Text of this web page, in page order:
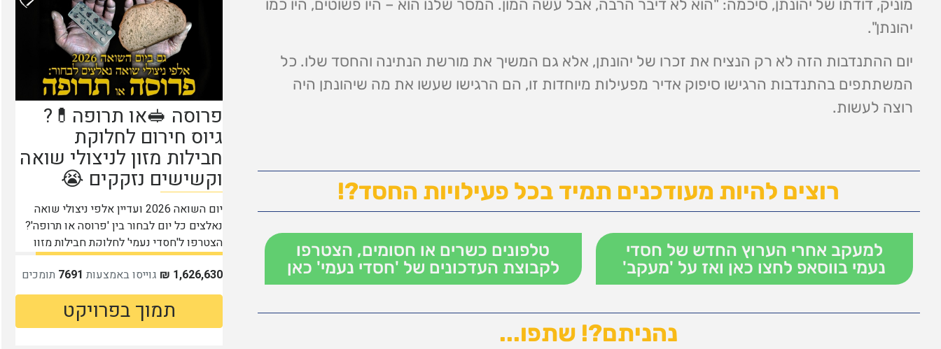
מוניק, דודתו של יהונתן, סיכמה: "הוא לא דיבר הרבה, אבל עשה המון. המסר שלנו הוא – היו פשוטים, היו כמו
יהונתן".
יום ההתנדבות הזה לא רק הנציח את זכרו של יהונתן, אלא גם המשיך את מורשת הנתינה והחסד שלו. כל
המשתתפים בהתנדבות הרגישו סיפוק אדיר מפעילות מיוחדות זו, הם הרגישו שעשו את מה שיהונתן היה
רוצה לעשות.
רוצים להיות מעודכנים תמיד בכל פעילויות החסד?!
למעקב אחרי הערוץ החדש של חסדי
נעמי בווסאפ לחצו כאן ואז על 'מעקב'
טלפונים כשרים או חסומים, הצטרפו
לקבוצת העדכונים של 'חסדי נעמי' כאן
נהניתם?! שתפו...